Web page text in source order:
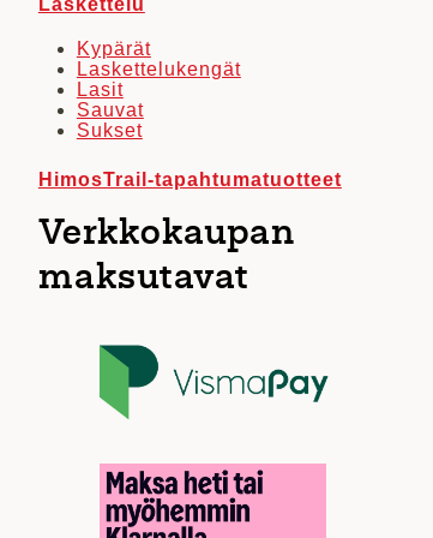
Kypärät
Laskettelukengät
Lasit
Sauvat
Sukset
HimosTrail-tapahtumatuotteet
Verkkokaupan
maksutavat